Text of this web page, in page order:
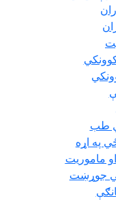
طب
په اړه
ماموريت
جوړښت